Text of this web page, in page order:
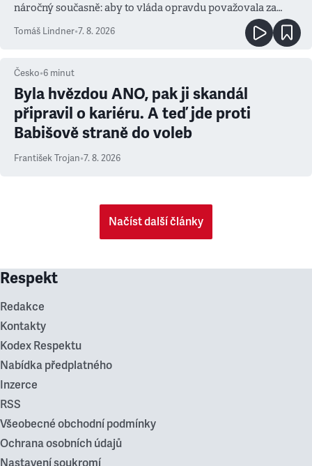
náročný současně: aby to vláda opravdu považovala za
prioritu
Tomáš Lindner•7. 8. 2026
Česko•6 minut
Byla hvězdou ANO, pak ji skandál
připravil o kariéru. A teď jde proti
Babišově straně do voleb
František Trojan•7. 8. 2026
Načíst další články
Respekt
Redakce
Kontakty
Kodex Respektu
Nabídka předplatného
Inzerce
RSS
Všeobecné obchodní podmínky
Ochrana osobních údajů
Nastavení soukromí